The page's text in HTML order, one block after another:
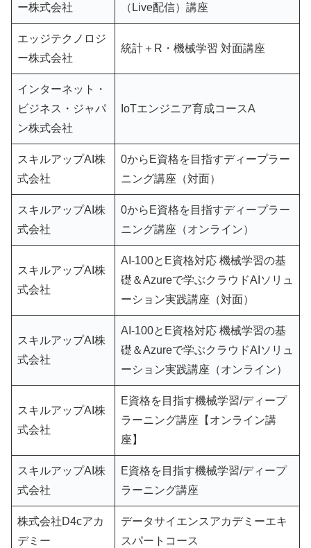
ー株式会社
（Live配信）講座
エッジテクノロジ
ー株式会社
統計＋R・機械学習 対面講座
インターネット・
ビジネス・ジャパ
ン株式会社
IoTエンジニア育成コースA
スキルアップAI株
式会社
0からE資格を目指すディープラー
ニング講座（対面）
スキルアップAI株
式会社
0からE資格を目指すディープラー
ニング講座（オンライン）
スキルアップAI株
式会社
AI-100とE資格対応 機械学習の基
礎＆Azureで学ぶクラウドAIソリュ
ーション実践講座（対面）
スキルアップAI株
式会社
AI-100とE資格対応 機械学習の基
礎＆Azureで学ぶクラウドAIソリュ
ーション実践講座（オンライン）
スキルアップAI株
式会社
E資格を目指す機械学習/ディープ
ラーニング講座【オンライン講
座】
スキルアップAI株
式会社
E資格を目指す機械学習/ディープ
ラーニング講座
株式会社D4cアカ
デミー
データサイエンスアカデミーエキ
スパートコース